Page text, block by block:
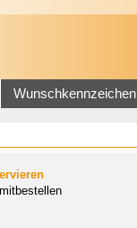
Wunschkennzeichen